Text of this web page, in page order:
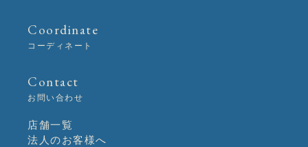
Coordinate
コーディネート
Contact
お問い合わせ
店舗一覧
法人のお客様へ